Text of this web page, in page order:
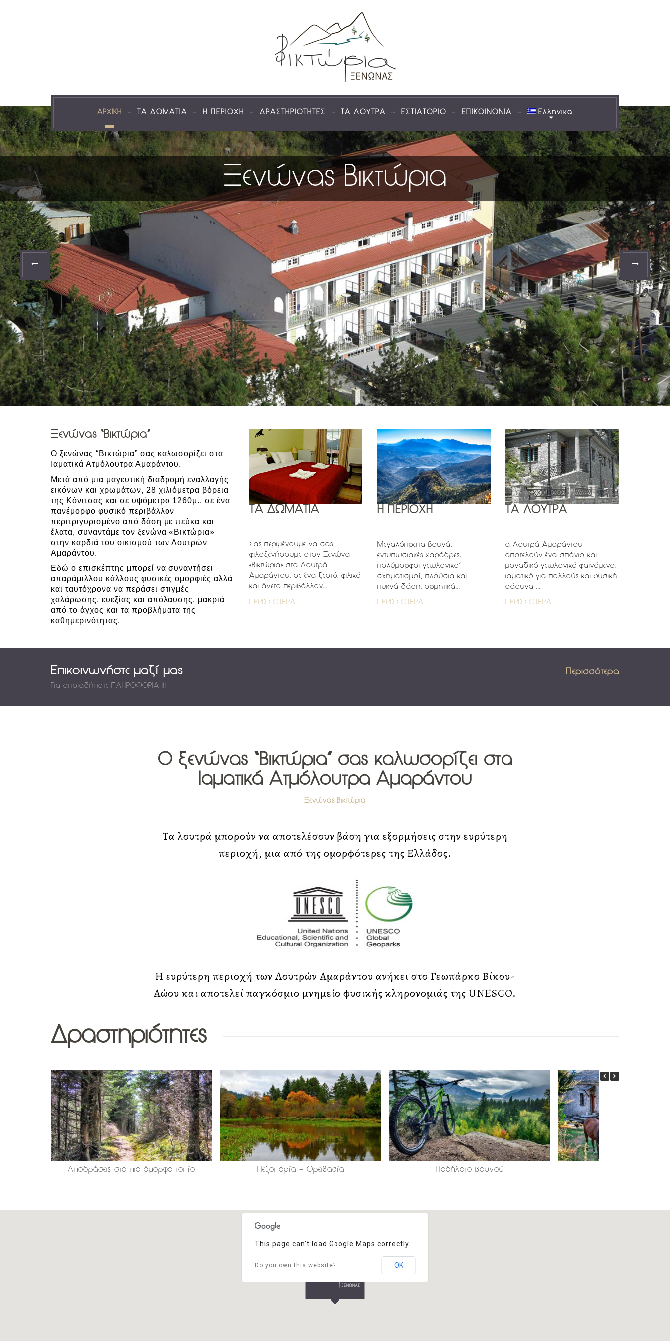
ΑΡΧΙΚΗ ΤΑ ΔΩΜΑΤΙΑ Η ΠΕΡΙΟΧΗ ΔΡΑΣΤΗΡΙΟΤΗΤΕΣ ΤΑ ΛΟΥΤΡΑ ΕΣΤΙΑΤΟΡΙΟ ΕΠΙΚΟΙΝΩΝΙΑ Ελληνικα
Καλωσήλθατε στα Λουτρά Αμαράντου
Ξενώνας “Βικτώρια”
Ο ξενώνας “Βικτώρια” σας καλωσορίζει στα
Ιαματικά Ατμόλουτρα Αμαράντου.
Μετά από μια μαγευτική διαδρομή εναλλαγής
εικόνων και χρωμάτων, 28 χιλιόμετρα βόρεια
της Κόνιτσας και σε υψόμετρο 1260μ., σε ένα
πανέμορφο φυσικό περιβάλλον
περιτριγυρισμένο από δάση με πεύκα και
έλατα, συναντάμε τον ξενώνα «Βικτώρια»
στην καρδιά του οικισμού των Λουτρών
Αμαράντου.
Εδώ ο επισκέπτης μπορεί να συναντήσει
απαράμιλλου κάλλους φυσικές ομορφιές αλλά
και ταυτόχρονα να περάσει στιγμές
χαλάρωσης, ευεξίας και απόλαυσης, μακριά
από το άγχος και τα προβλήματα της
καθημερινότητας.
ΤΑ ΔΩΜΑΤΙΑ
Σας περιμένουμε να σας
φιλοξενήσουμε στον Ξενώνα
«Βικτώρια» στα Λουτρά
Αμαράντου, σε ένα ζεστό, φιλικό
και άνετο περιβάλλον...
ΠΕΡΙΣΣΟΤΕΡΑ
Η ΠΕΡΙΟΧΗ
Μεγαλόπρεπα βουνά,
εντυπωσιακές χαράδρες,
πολύμορφοι γεωλογικοί
σχηματισμοί, πλούσια και
πυκνά δάση, ορμητικά...
ΠΕΡΙΣΣΟΤΕΡΑ
ΤΑ ΛΟΥΤΡΑ
α Λουτρά Αμαράντου
αποτελούν ένα σπάνιο και
μοναδικό γεωλογικό φαινόμενο,
ιαματικό για πολλούς και φυσική
σάουνα ...
ΠΕΡΙΣΣΟΤΕΡΑ
Επικοινωνήστε μαζί μας
Για οποιαδήποτε ΠΛΗΡΟΦΟΡΙΑ !!!
Περισσότερα
Ο ξενώνας “Βικτώρια” σας καλωσορίζει στα
Ιαματικά Ατμόλουτρα Αμαράντου
Ξενώνας Βικτώρια
Τα λουτρά μπορούν να αποτελέσουν βάση για εξορμήσεις στην ευρύτερη
περιοχή, μια από της ομορφότερες της Ελλάδος.
Η ευρύτερη περιοχή των Λουτρών Αμαράντου ανήκει στο Γεωπάρκο Βίκου-
Αώου και αποτελεί παγκόσμιο μνημείο φυσικής κληρονομιάς της UNESCO.
Δραστηριότητες
Αποδράσεις στο πιο όμορφο τοπίο Πεζοπορία – Ορειβασία Ποδήλατο βουνού
This page can't load Google Maps correctly.
Do you own this website? OK